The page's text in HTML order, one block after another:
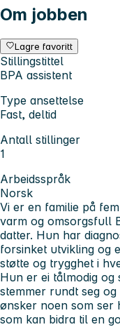
Om jobben
Lagre favoritt
Stillingstittel
BPA assistent
Type ansettelse
Fast, deltid
Antall stillinger
1
Arbeidsspråk
Norsk
Vi er en familie på
varm og omsorgsfull
datter. Hun har
forsinket utvikling og
støtte og trygghet i
Hun er ei tålmodig
stemmer rundt seg
ønsker noen som ser
som kan bidra til en